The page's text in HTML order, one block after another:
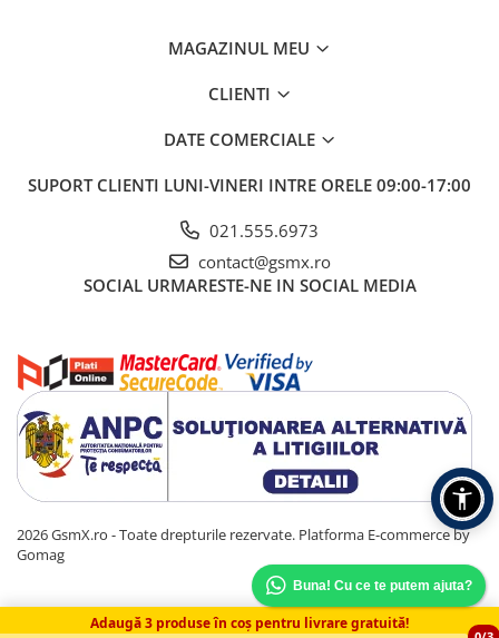
MAGAZINUL MEU
CLIENTI
DATE COMERCIALE
SUPORT CLIENTI LUNI-VINERI INTRE ORELE 09:00-17:00
021.555.6973
contact@gsmx.ro
SOCIAL URMARESTE-NE IN SOCIAL MEDIA
2026 GsmX.ro - Toate drepturile rezervate. Platforma E-commerce by
Gomag
Adaugă 3 produse în coș pentru livrare gratuită!
Buna! Cu ce te putem ajuta?